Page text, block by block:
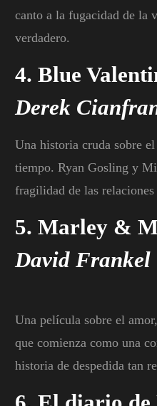
canto a la fugacidad de la
verdadero.
4. Blue
Derek
Una historia cruda sobre
tiempo. Ryan Gosling y
fragilidad de las
5. Marley &
David Frankel
Una película sobre el
que comienza como una
historia de despedida tan